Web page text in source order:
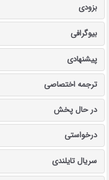
بزودی
بیوگرافی
پیشنهادی
ترجمه اختصاصی
در حال پخش
درخواستی
سریال تایلندی